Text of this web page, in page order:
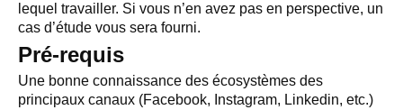
lequel travailler. Si vous n’en avez pas en perspective, un
cas d’étude vous sera fourni.
Pré-requis
Une bonne connaissance des écosystèmes des
principaux canaux (Facebook, Instagram, Linkedin, etc.)